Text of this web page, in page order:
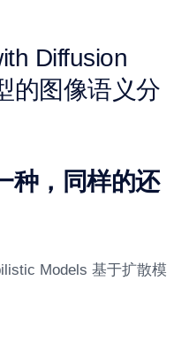
种，同样的还